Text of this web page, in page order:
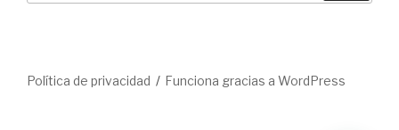
Política de privacidad Funciona gracias a WordPress